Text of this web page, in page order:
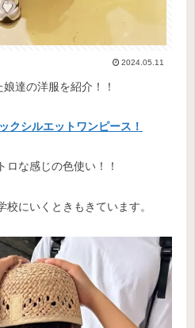
2024.05.11
達の洋服を紹介！！
クシルエットワンピース！
な感じの色使い！！
にいくときもきています。